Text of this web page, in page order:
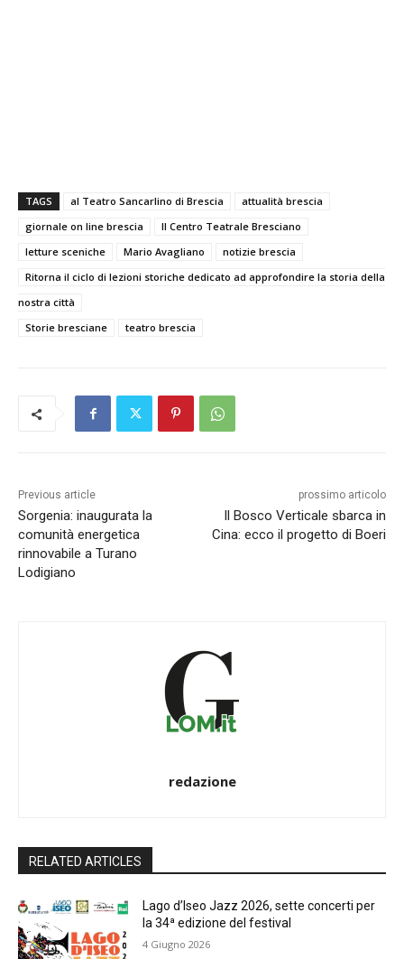
TAGS al Teatro Sancarlino di Brescia
attualità brescia
giornale on line brescia
Il Centro Teatrale Bresciano
letture sceniche
Mario Avagliano
notizie brescia
Ritorna il ciclo di lezioni storiche dedicato ad approfondire la storia della
nostra città
Storie bresciane
teatro brescia
Previous article
Sorgenia: inaugurata la
comunità energetica
rinnovabile a Turano
Lodigiano
prossimo articolo
Il Bosco Verticale sbarca in
Cina: ecco il progetto di Boeri
redazione
RELATED ARTICLES
Lago d’Iseo Jazz 2026, sette concerti per
la 34ª edizione del festival
4 Giugno 2026